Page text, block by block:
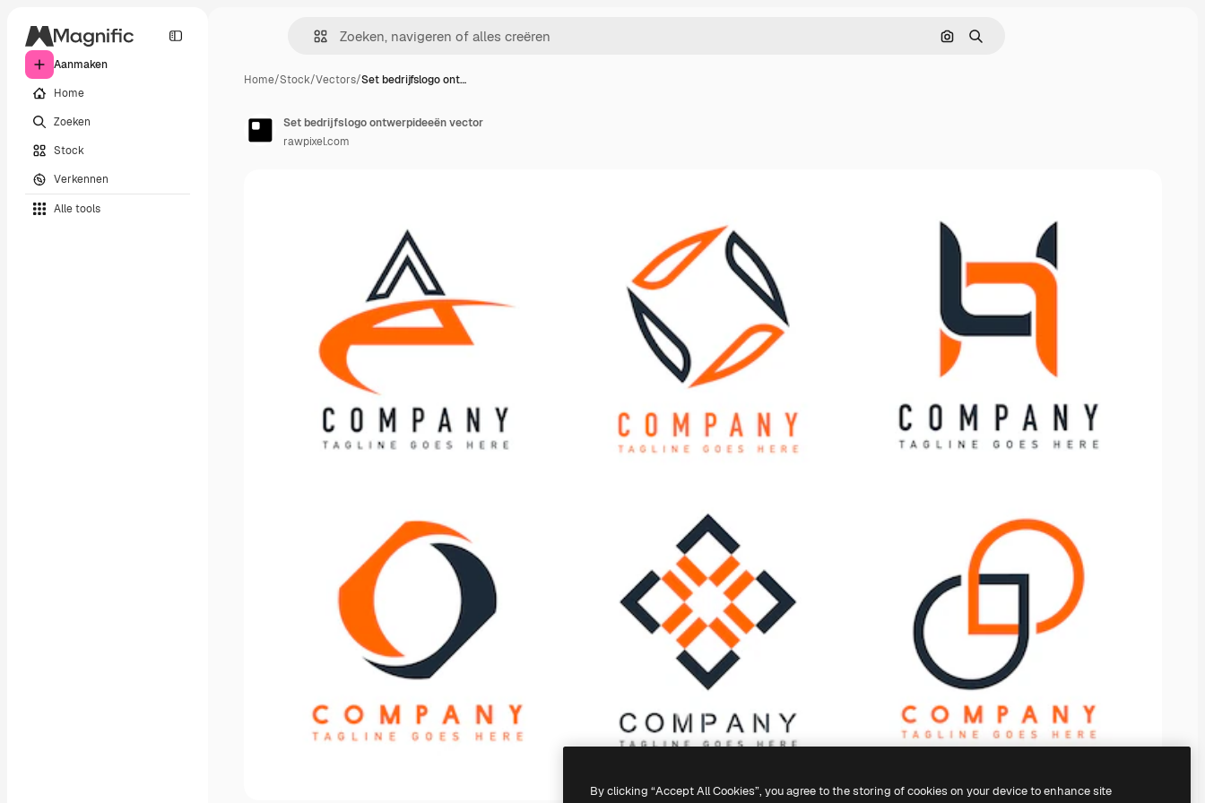
Aanmaken
Home
Zoeken
Stock
Verkennen
Alle tools
Zoeken op afbeelding
Zoeken
Home/Stock/Vectors/Set bedrijfslogo ont…
Set bedrijfslogo ontwerpideeën vector
rawpixel.com
By clicking “Accept All Cookies”, you agree to the storing of cookies on your device to enhance site